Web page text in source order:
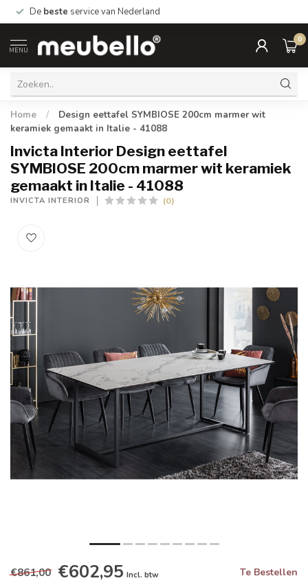
De beste service van Nederland
MENU
0
Home /
Design eettafel SYMBIOSE 200cm marmer wit
keramiek gemaakt in Italie - 41088
Invicta Interior Design eettafel
SYMBIOSE 200cm marmer wit keramiek
gemaakt in Italie - 41088
INVICTA INTERIOR (0)
€861,00 €602,95 Incl. btw Te Bestellen